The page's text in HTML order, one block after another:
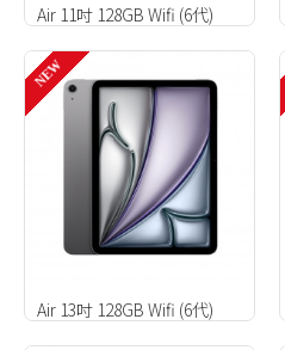
Air 11吋 128GB Wifi (6代)
NEW
Air 13吋 128GB Wifi (6代)